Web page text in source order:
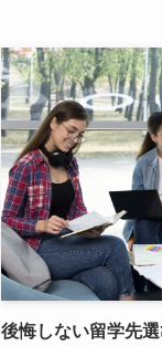
後悔しない留学先